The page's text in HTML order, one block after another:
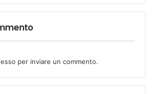
per inviare un commento.